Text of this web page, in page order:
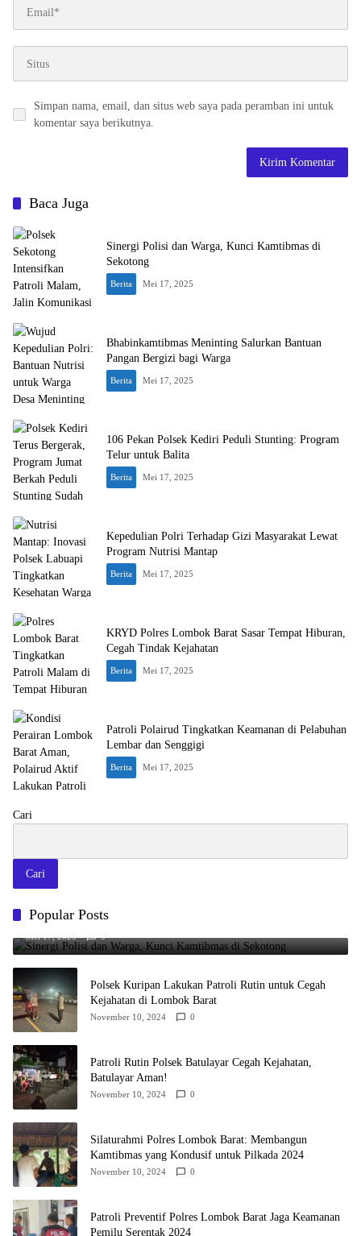
Simpan nama, email, dan situs web saya pada peramban ini untuk
komentar saya berikutnya.
Baca Juga
Sinergi Polisi dan Warga, Kunci Kamtibmas di
Sekotong
Berita Mei 17, 2025
Bhabinkamtibmas Meninting Salurkan Bantuan
Pangan Bergizi bagi Warga
Berita Mei 17, 2025
106 Pekan Polsek Kediri Peduli Stunting: Program
Telur untuk Balita
Berita Mei 17, 2025
Kepedulian Polri Terhadap Gizi Masyarakat Lewat
Program Nutrisi Mantap
Berita Mei 17, 2025
KRYD Polres Lombok Barat Sasar Tempat Hiburan,
Cegah Tindak Kejahatan
Berita Mei 17, 2025
Patroli Polairud Tingkatkan Keamanan di Pelabuhan
Lembar dan Senggigi
Berita Mei 17, 2025
Cari
Cari
Popular Posts
Sinergi Polisi dan Warga, Kunci Kamtibmas di Sekotong
Mei 17, 2025 0
Polsek Kuripan Lakukan Patroli Rutin untuk Cegah
Kejahatan di Lombok Barat
November 10, 2024 0
Patroli Rutin Polsek Batulayar Cegah Kejahatan,
Batulayar Aman!
November 10, 2024 0
Silaturahmi Polres Lombok Barat: Membangun
Kamtibmas yang Kondusif untuk Pilkada 2024
November 10, 2024 0
Patroli Preventif Polres Lombok Barat Jaga Keamanan
Pemilu Serentak 2024